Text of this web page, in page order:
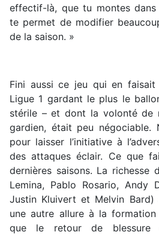
effectif-là, que tu montes
te permet de modifier
de la saison. »
Fini aussi ce jeu qui en faisait
Ligue 1 gardant le plus le
stérile – et dont la volonté de
gardien, était peu négociable.
pour laisser l’initiative à
des attaques éclair. Ce que
dernières saisons. La richesse
Lemina, Pablo Rosario, Andy
Justin Kluivert et Melvin
une autre allure à la formation
que le retour de blessure